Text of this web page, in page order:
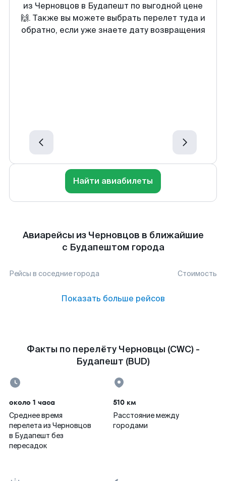
из Черновцов в Будапешт по выгодной цене
🙌. Также вы можете выбрать перелет туда и
обратно, если уже знаете дату возвращения
Найти авиабилеты
Авиарейсы из Черновцов в ближайшие
с Будапештом города
Рейсы в соседние города Стоимость
Показать больше рейсов
Факты по перелёту Черновцы (CWC) -
Будапешт (BUD)
около 1 часа
Среднее время
перелета из Черновцов
в Будапешт без
пересадок
510 км
Расстояние между
городами